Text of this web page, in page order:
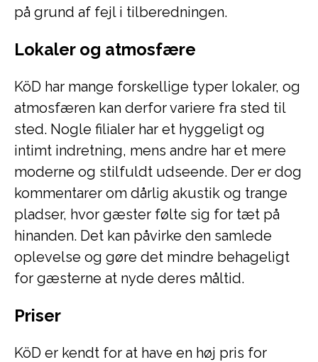
på grund af fejl i tilberedningen.
Lokaler og atmosfære
KöD har mange forskellige typer lokaler, og
atmosfæren kan derfor variere fra sted til
sted. Nogle filialer har et hyggeligt og
intimt indretning, mens andre har et mere
moderne og stilfuldt udseende. Der er dog
kommentarer om dårlig akustik og trange
pladser, hvor gæster følte sig for tæt på
hinanden. Det kan påvirke den samlede
oplevelse og gøre det mindre behageligt
for gæsterne at nyde deres måltid.
Priser
KöD er kendt for at have en høj pris for